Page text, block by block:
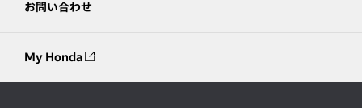
お問い合わせ
My Honda